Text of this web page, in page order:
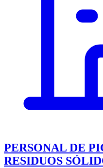
PERSONAL DE
RESIDUOS